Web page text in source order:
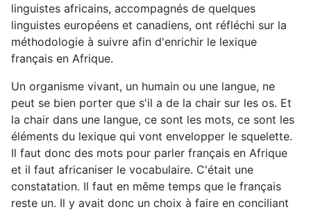
linguistes africains, accompagnés de quelques
linguistes européens et canadiens, ont réfléchi sur la
méthodologie à suivre afin d'enrichir le lexique
français en Afrique.
Un organisme vivant, un humain ou une langue, ne
peut se bien porter que s'il a de la chair sur les os. Et
la chair dans une langue, ce sont les mots, ce sont les
éléments du lexique qui vont envelopper le squelette.
Il faut donc des mots pour parler français en Afrique
et il faut africaniser le vocabulaire. C'était une
constatation. Il faut en même temps que le français
reste un. Il y avait donc un choix à faire en conciliant